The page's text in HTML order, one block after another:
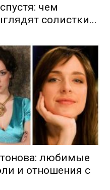
чем
солистки...
любимые
и отношения с